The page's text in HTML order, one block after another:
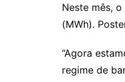
Neste mês,
(MWh).
“Agora
regime de